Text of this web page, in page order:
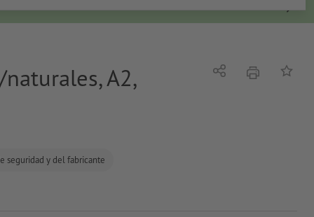
A2,
seguridad y del fabricante
CompartirimprimirAñadir